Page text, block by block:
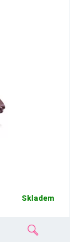
Skladem